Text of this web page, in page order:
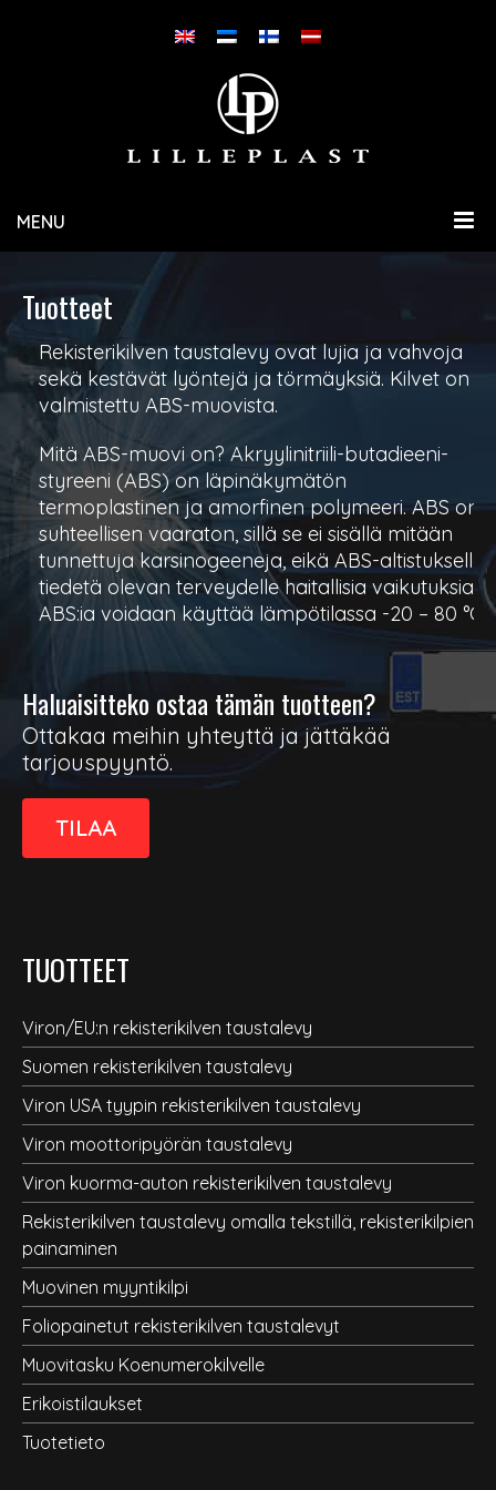
MENU
Tuotteet
Rekisterikilven taustalevy ovat lujia ja vahvoja
sekä kestävät lyöntejä ja törmäyksiä. Kilvet on
valmistettu ABS-muovista.
Mitä ABS-muovi on? Akryylinitriili-butadieeni-
styreeni (ABS) on läpinäkymätön
termoplastinen ja amorfinen polymeeri. ABS on
suhteellisen vaaraton, sillä se ei sisällä mitään
tunnettuja karsinogeeneja, eikä ABS-altistuksella
tiedetä olevan terveydelle haitallisia vaikutuksia.
ABS:ia voidaan käyttää lämpötilassa -20 – 80 °C.
Haluaisitteko ostaa tämän tuotteen?
Ottakaa meihin yhteyttä ja jättäkää
tarjouspyyntö.
TILAA
TUOTTEET
Viron/EU:n rekisterikilven taustalevy
Suomen rekisterikilven taustalevy
Viron USA tyypin rekisterikilven taustalevy
Viron moottoripyörän taustalevy
Viron kuorma-auton rekisterikilven taustalevy
Rekisterikilven taustalevy omalla tekstillä, rekisterikilpien
painaminen
Muovinen myyntikilpi
Foliopainetut rekisterikilven taustalevyt
Muovitasku Koenumerokilvelle
Erikoistilaukset
Tuotetieto